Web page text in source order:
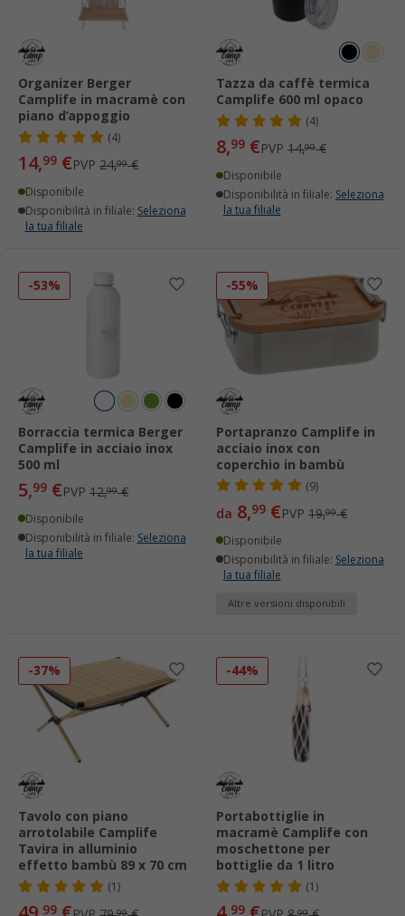
Organizer Berger
Camplife in macramè con
piano d’appoggio
(4)
14,99 €PVP 24,99€
Disponibile
Disponibilità in filiale: Seleziona
la tua filiale
Tazza da caffè termica
Camplife 600 ml opaco
(4)
8,99 €PVP 14,99€
Disponibile
Disponibilità in filiale: Seleziona
la tua filiale
-53%
Borraccia termica Berger
Camplife in acciaio inox
500 ml
5,99 €PVP 12,99€
Disponibile
Disponibilità in filiale: Seleziona
la tua filiale
-55%
Portapranzo Camplife in
acciaio inox con
coperchio in bambù
(9)
da 8,99 €PVP 19,99€
Disponibile
Disponibilità in filiale: Seleziona
la tua filiale
Altre versioni disponibili
-37%
Tavolo con piano
arrotolabile Camplife
Tavira in alluminio
effetto bambù 89 x 70 cm
(1)
99 99
-44%
Portabottiglie in
macramè Camplife con
moschettone per
bottiglie da 1 litro
(1)
99 99